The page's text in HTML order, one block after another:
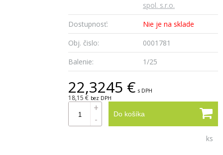
spol. s.r.o.
Dostupnosť:
Nie je na sklade
Obj. čislo:
0001781
Balenie:
1/25
22,3245 € s DPH
18,15 € bez DPH
Do košíka
+
-
ks